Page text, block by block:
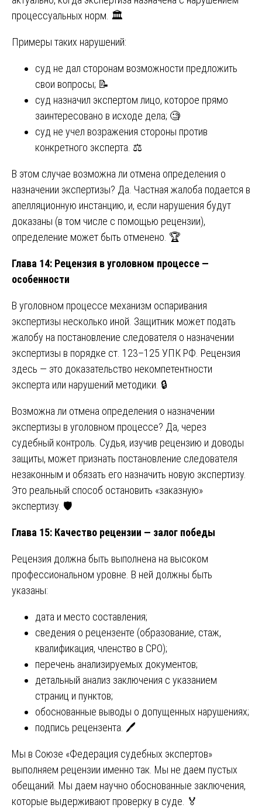
процессуальных норм. 🏛️
Примеры таких нарушений:
суд не дал сторонам возможности предложить
свои вопросы; 📝
суд назначил экспертом лицо, которое прямо
заинтересовано в исходе дела; 🧐
суд не учел возражения стороны против
конкретного эксперта. ⚖️
В этом случае возможна ли отмена определения о
назначении экспертизы? Да. Частная жалоба подается в
апелляционную инстанцию, и, если нарушения будут
доказаны (в том числе с помощью рецензии),
определение может быть отменено. 🏆
Глава 14: Рецензия в уголовном процессе —
особенности
В уголовном процессе механизм оспаривания
экспертизы несколько иной. Защитник может подать
жалобу на постановление следователя о назначении
экспертизы в порядке ст. 123–125 УПК РФ. Рецензия
здесь — это доказательство некомпетентности
эксперта или нарушений методики. 🔒
Возможна ли отмена определения о назначении
экспертизы в уголовном процессе? Да, через
судебный контроль. Судья, изучив рецензию и доводы
защиты, может признать постановление следователя
незаконным и обязать его назначить новую экспертизу.
Это реальный способ остановить «заказную»
экспертизу. 🛡️
Глава 15: Качество рецензии — залог победы
Рецензия должна быть выполнена на высоком
профессиональном уровне. В ней должны быть
указаны:
дата и место составления;
сведения о рецензенте (образование, стаж,
квалификация, членство в СРО);
перечень анализируемых документов;
детальный анализ заключения с указанием
страниц и пунктов;
обоснованные выводы о допущенных нарушениях;
подпись рецензента. 🖊️
Мы в Союзе «Федерация судебных экспертов»
выполняем рецензии именно так. Мы не даем пустых
обещаний. Мы даем научно обоснованные заключения,
которые выдерживают проверку в суде. 🏅